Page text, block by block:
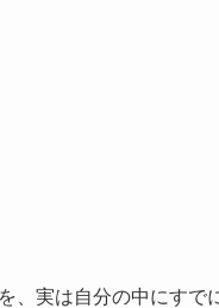
、実は自分の中にす